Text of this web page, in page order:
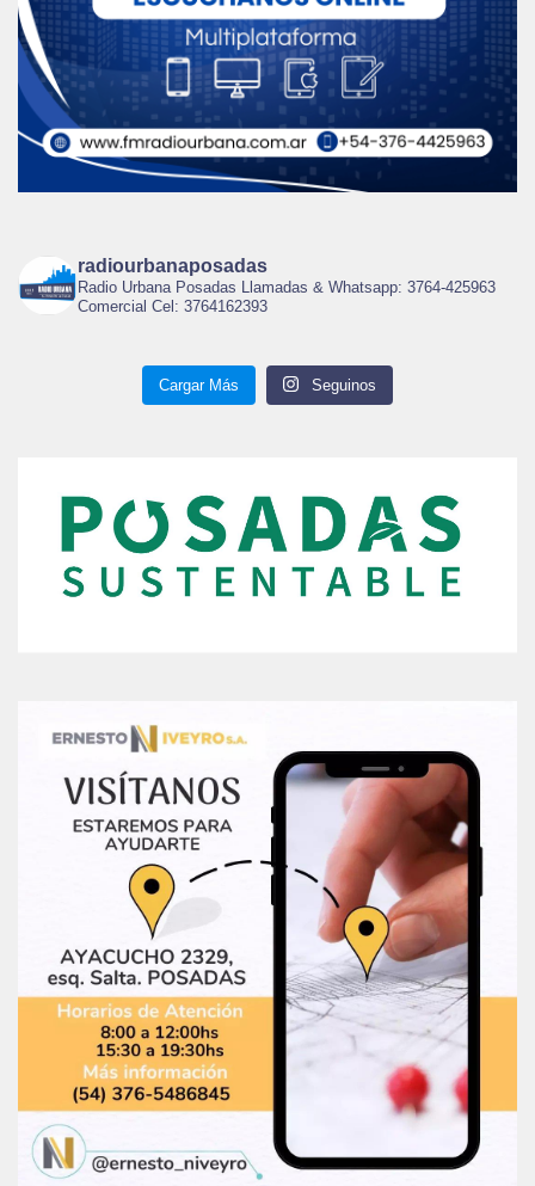
radiourbanaposadas
Radio Urbana Posadas Llamadas & Whatsapp: 3764-425963
Comercial Cel: 3764162393
Cargar Más Seguinos